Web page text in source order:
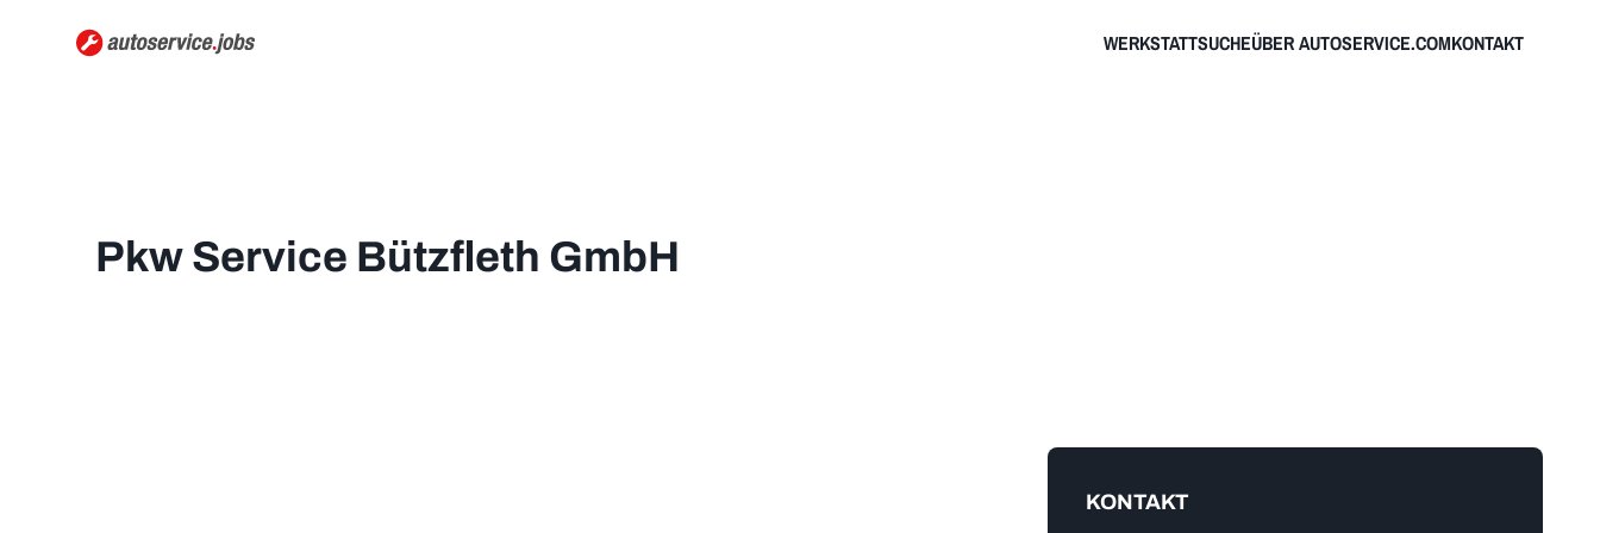
WERKSTATTSUCHEÜBER AUTOSERVICE.COMKONTAKT
Pkw Service Bützfleth GmbH
KONTAKT